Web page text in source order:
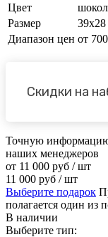
Цвет
Размер
Диапазон цен от
Скидки на
Точную
наших менеджеров
от 11 000 руб / шт
11 000 руб / шт
Выберите подарок
полагается один из
В наличии
Выберите тип: